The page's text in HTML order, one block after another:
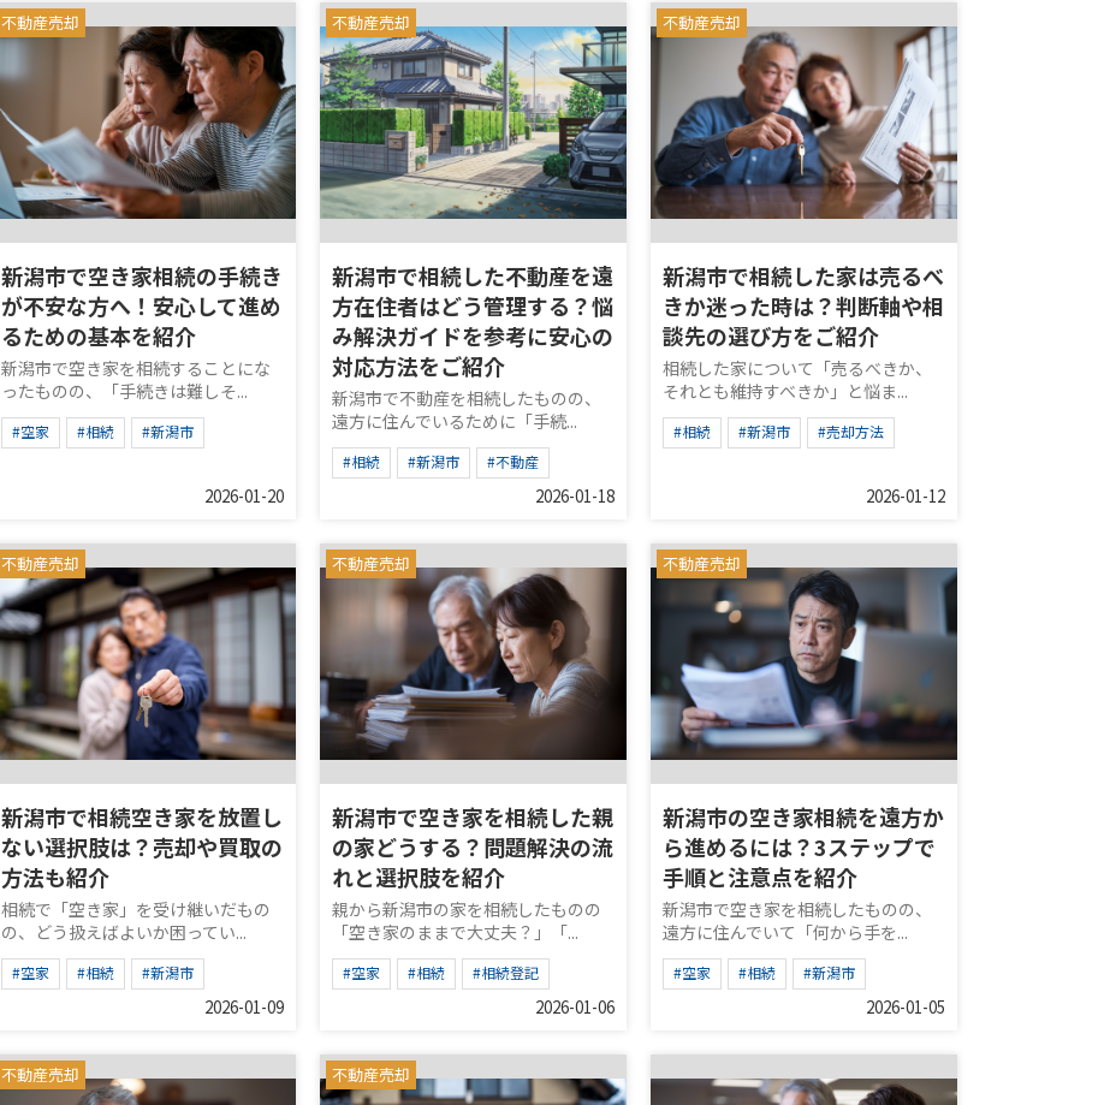
不動産売却
新潟市で空き家相続の手続き
が不安な方へ！安心して進め
るための基本を紹介
新潟市で空き家を相続することにな
ったものの、「手続きは難しそ...
#空家 #相続 #新潟市
2026-01-20
不動産売却
新潟市で相続した不動産を遠
方在住者はどう管理する？悩
み解決ガイドを参考に安心の
対応方法をご紹介
新潟市で不動産を相続したものの、
遠方に住んでいるために「手続...
#相続 #新潟市 #不動産
2026-01-18
不動産売却
新潟市で相続した家は売るべ
きか迷った時は？判断軸や相
談先の選び方をご紹介
相続した家について「売るべきか、
それとも維持すべきか」と悩ま...
#相続 #新潟市 #売却方法
2026-01-12
不動産売却
新潟市で相続空き家を放置し
ない選択肢は？売却や買取の
方法も紹介
相続で「空き家」を受け継いだもの
の、どう扱えばよいか困ってい...
#空家 #相続 #新潟市
2026-01-09
不動産売却
新潟市で空き家を相続した親
の家どうする？問題解決の流
れと選択肢を紹介
親から新潟市の家を相続したものの
「空き家のままで大丈夫？」「...
#空家 #相続 #相続登記
2026-01-06
不動産売却
新潟市の空き家相続を遠方か
ら進めるには？3ステップで
手順と注意点を紹介
新潟市で空き家を相続したものの、
遠方に住んでいて「何から手を...
#空家 #相続 #新潟市
2026-01-05
不動産売却 不動産売却